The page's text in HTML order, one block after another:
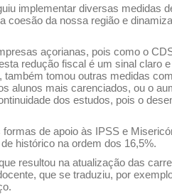
implementar diversas medidas
coesão da nossa região e
açorianas, pois como o
redução fiscal é um sinal claro
tomou outras medidas
alunos mais carenciados, ou o
dos estudos, pois o
de apoio às IPSS e
histórico na ordem dos 16,5%.
resultou na atualização das
que se traduziu, por